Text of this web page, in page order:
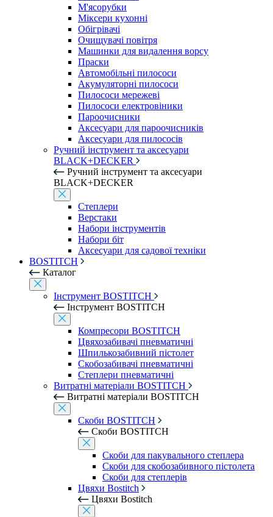
М'ясорубки
Міксери кухонні
Обігрівачі
Очищувачі повітря
Машинки для видалення ворсу
Праски
Автомобільні пилососи
Акумуляторні пилососи
Пилососи мережеві
Пилососи електровіники
Пароочисники
Аксесуари для пароочисників
Аксесуари для пилососів
Ручний інструмент та аксесуари
BLACK+DECKER
Ручний інструмент та аксесуари
BLACK+DECKER
Степлери
Верстаки
Набори інструментів
Набори біт
Аксесуари для садової техніки
BOSTITCH
Каталог
Інструмент BOSTITCH
Інструмент BOSTITCH
Компресори BOSTITCH
Цвяхозабивачі пневматичні
Шпилькозабивний пістолет
Скобозабивачі пневматичні
Степлери пневматичні
Витратні матеріали BOSTITCH
Витратні матеріали BOSTITCH
Скоби BOSTITCH
Скоби BOSTITCH
Скоби для пакувального степлера
Скоби для скобозабивного пістолета
Скоби для степлерів
Цвяхи Bostitch
Цвяхи Bostitch